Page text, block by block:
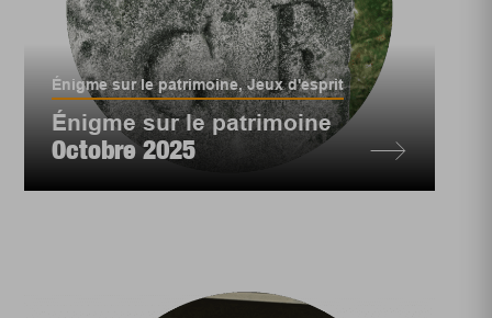
Énigme sur le patrimoine,Jeux d'esprit
Énigme sur le patrimoine
Octobre 2025